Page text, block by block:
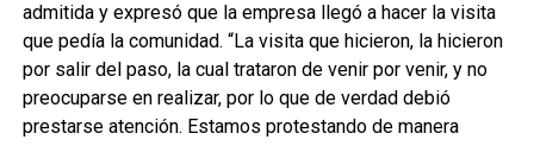
admitida y expresó que la empresa llegó a hacer la visita
que pedía la comunidad. “La visita que hicieron, la hicieron
por salir del paso, la cual trataron de venir por venir, y no
preocuparse en realizar, por lo que de verdad debió
prestarse atención. Estamos protestando de manera